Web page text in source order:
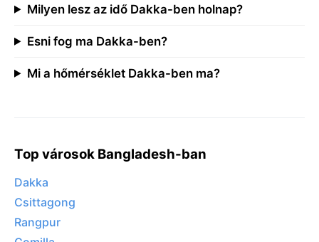
Milyen lesz az idő Dakka-ben holnap?
Esni fog ma Dakka-ben?
Mi a hőmérséklet Dakka-ben ma?
Top városok Bangladesh-ban
Dakka
Csittagong
Rangpur